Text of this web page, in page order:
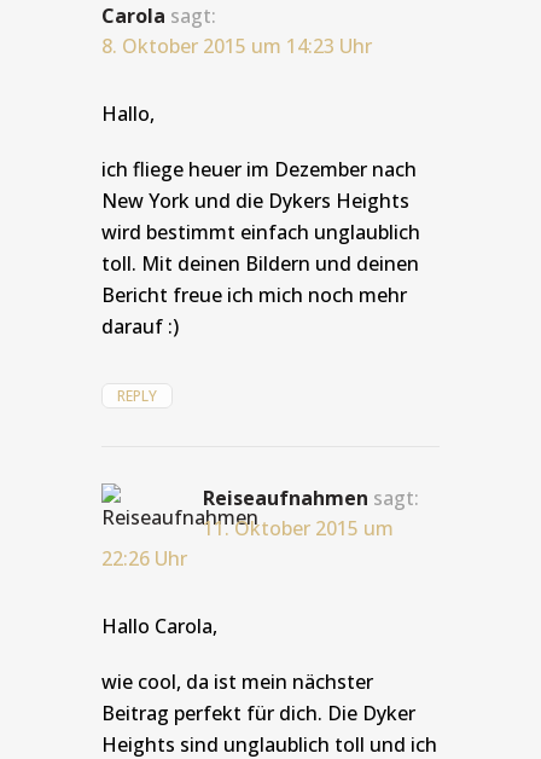
Carola sagt:
8. Oktober 2015 um 14:23 Uhr
Hallo,
ich fliege heuer im Dezember nach
New York und die Dykers Heights
wird bestimmt einfach unglaublich
toll. Mit deinen Bildern und deinen
Bericht freue ich mich noch mehr
darauf :)
REPLY
Reiseaufnahmen sagt:
11. Oktober 2015 um
22:26 Uhr
Hallo Carola,
wie cool, da ist mein nächster
Beitrag perfekt für dich. Die Dyker
Heights sind unglaublich toll und ich